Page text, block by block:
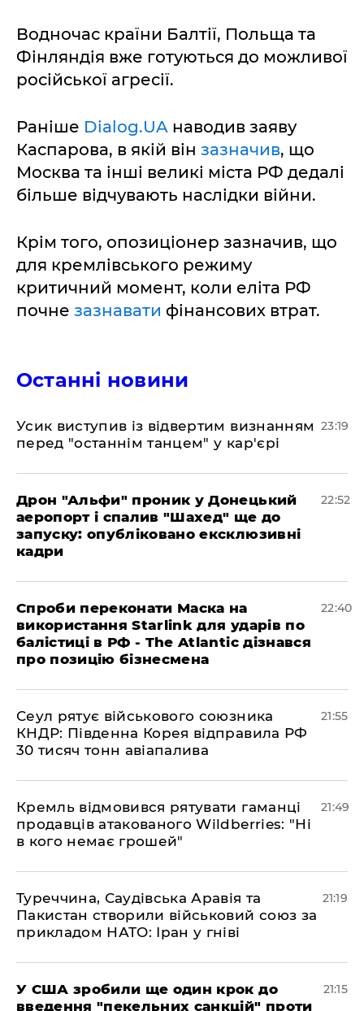
Водночас країни Балтії, Польща та
Фінляндія вже готуються до можливої
російської агресії.
Раніше Dialog.UA наводив заяву
Каспарова, в якій він зазначив, що
Москва та інші великі міста РФ дедалі
більше відчувають наслідки війни.
Крім того, опозиціонер зазначив, що
для кремлівського режиму
критичний момент, коли еліта РФ
почне зазнавати фінансових втрат.
Останні новини
​Усик виступив із відвертим визнанням
перед "останнім танцем" у кар'єрі
23:19
​Дрон "Альфи" проник у Донецький
аеропорт і спалив "Шахед" ще до
запуску: опубліковано ексклюзивні
кадри
22:52
​Спроби переконати Маска на
використання Starlink для ударів по
балістиці в РФ - The Atlantic дізнався
про позицію бізнесмена
22:40
​Сеул рятує військового союзника
КНДР: Південна Корея відправила РФ
30 тисяч тонн авіапалива
21:55
​Кремль відмовився рятувати гаманці
продавців атакованого Wildberries: "Ні
в кого немає грошей"
21:49
​Туреччина, Саудівська Аравія та
Пакистан створили військовий союз за
прикладом НАТО: Іран у гніві
21:19
​У США зробили ще один крок до
введення "пекельних санкцій" проти
21:15